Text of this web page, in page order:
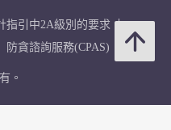
指引中2A級別的要求
防貪諮詢服務(CPAS)
。